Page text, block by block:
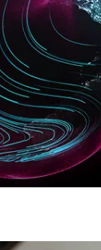
los fabricantes.